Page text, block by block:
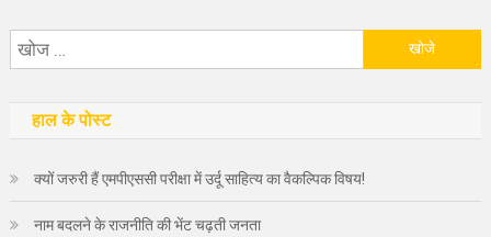
हाल के पोस्ट
क्यों जरुरी हैं एमपीएससी परीक्षा में उर्दू साहित्य का वैकल्पिक विषय!
नाम बदलने के राजनीति की भेंट चढ़ती जनता